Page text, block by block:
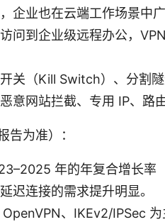
企业也在云端工作场景中
问到企业级远程办公，
关（Kill Switch）、分割
意网站拦截、专用 IP、路
告为准）：
年的年复合增长率
迟连接的需求提升明显。
、IKEv2/IPSec